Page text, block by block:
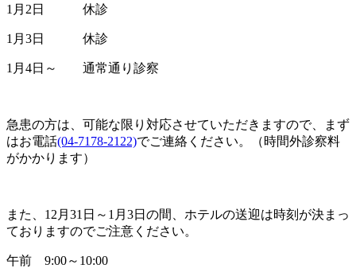
1月2日 休診
1月3日 休診
1月4日～ 通常通り診察
急患の方は、可能な限り対応させていただきますので、まず
はお電話(04-7178-2122)でご連絡ください。（時間外診察料
がかかります）
また、12月31日～1月3日の間、ホテルの送迎は時刻が決まっ
ておりますのでご注意ください。
午前 9:00～10:00